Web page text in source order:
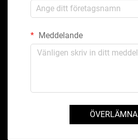
Meddelande
ÖVERLÄMNA